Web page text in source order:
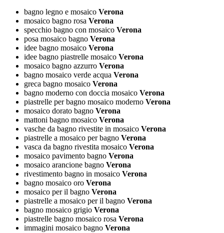
bagno legno e mosaico Verona
mosaico bagno rosa Verona
specchio bagno con mosaico Verona
posa mosaico bagno Verona
idee bagno mosaico Verona
idee bagno piastrelle mosaico Verona
mosaico bagno azzurro Verona
bagno mosaico verde acqua Verona
greca bagno mosaico Verona
bagno moderno con doccia mosaico Verona
piastrelle per bagno mosaico moderno Verona
mosaico dorato bagno Verona
mattoni bagno mosaico Verona
vasche da bagno rivestite in mosaico Verona
piastrelle a mosaico per bagno Verona
vasca da bagno rivestita mosaico Verona
mosaico pavimento bagno Verona
mosaico arancione bagno Verona
rivestimento bagno in mosaico Verona
bagno mosaico oro Verona
mosaico per il bagno Verona
piastrelle a mosaico per il bagno Verona
bagno mosaico grigio Verona
piastrelle bagno mosaico rosa Verona
immagini mosaico bagno Verona